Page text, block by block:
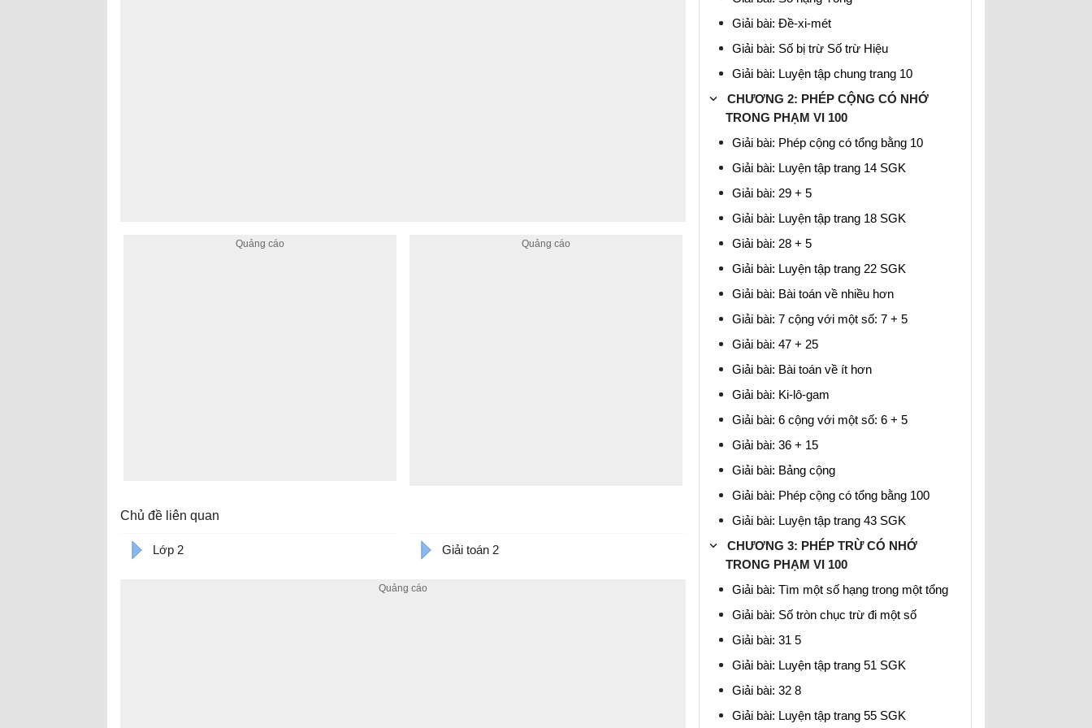
Chủ đề liên quan
Lớp 2 Giải toán 2
Giải bài: Đề-xi-mét
Giải bài: Số bị trừ Số trừ Hiệu
Giải bài: Luyện tập chung trang 10
CHƯƠNG 2: PHÉP CỘNG CÓ NHỚ
TRONG PHẠM VI 100
Giải bài: Phép cộng có tổng bằng 10
Giải bài: Luyện tập trang 14 SGK
Giải bài: 29 + 5
Giải bài: Luyện tập trang 18 SGK
Giải bài: 28 + 5
Giải bài: Luyện tập trang 22 SGK
Giải bài: Bài toán về nhiều hơn
Giải bài: 7 cộng với một số: 7 + 5
Giải bài: 47 + 25
Giải bài: Bài toán về ít hơn
Giải bài: Ki-lô-gam
Giải bài: 6 cộng với một số: 6 + 5
Giải bài: 36 + 15
Giải bài: Bảng cộng
Giải bài: Phép cộng có tổng bằng 100
Giải bài: Luyện tập trang 43 SGK
CHƯƠNG 3: PHÉP TRỪ CÓ NHỚ
TRONG PHẠM VI 100
Giải bài: Tìm một số hạng trong một tổng
Giải bài: Số tròn chục trừ đi một số
Giải bài: 31 5
Giải bài: Luyện tập trang 51 SGK
Giải bài: 32 8
Giải bài: Luyện tập trang 55 SGK